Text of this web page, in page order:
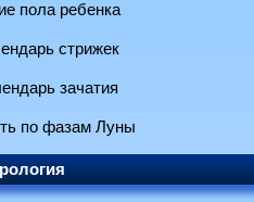
пола ребенка
стрижек
зачатия
по фазам Луны